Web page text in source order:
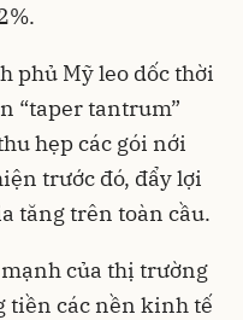
phủ Mỹ leo dốc thời
“taper tantrum”
hẹp các gói nới
trước đó, đẩy lợi
tăng trên toàn cầu.
của thị trường
tiền các nền kinh tế